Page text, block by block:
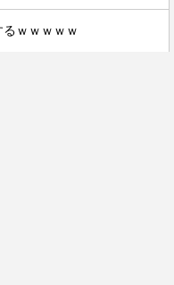
るｗｗｗｗｗ